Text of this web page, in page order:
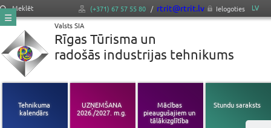
Meklēt (+371) 67 57 55 80 / rtrit@rtrit.lv Ielogoties
LV
Valsts SIA
Rīgas Tūrisma un
radošās industrijas tehnikums
Tehnikuma
kalendārs
UZŅEMŠANA
2026./2027. m.g.
Mācības
pieaugušajiem un
tālākizglītība
Stundu saraksts